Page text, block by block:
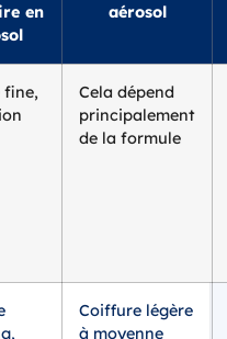
en
aérosol
fine,
Cela dépend
principalement
de la formule
Coiffure légère
à moyenne